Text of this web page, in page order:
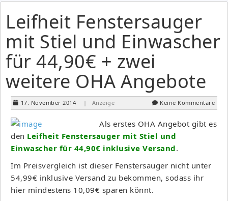
Leifheit Fenstersauger
mit Stiel und Einwascher
für 44,90€ + zwei
weitere OHA Angebote
17. November 2014 | Anzeige Keine Kommentare
Als erstes OHA Angebot gibt es
den Leifheit Fenstersauger mit Stiel und
Einwascher für 44,90€ inklusive Versand.
Im Preisvergleich ist dieser Fenstersauger nicht unter
54,99€ inklusive Versand zu bekommen, sodass ihr
hier mindestens 10,09€ sparen könnt.